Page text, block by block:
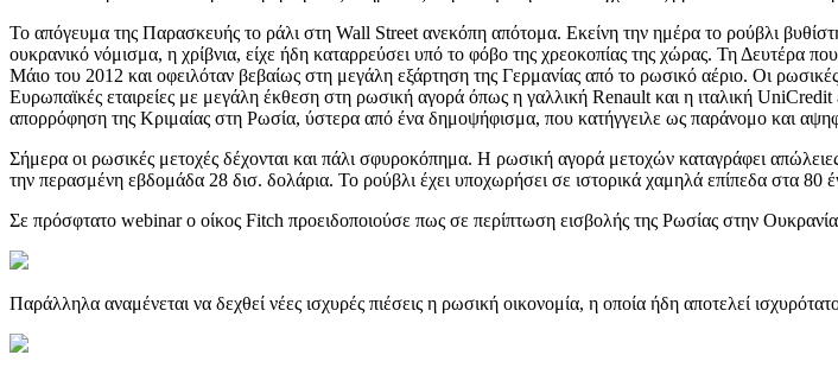
Το απόγευμα της Παρασκευής το ράλι στη Wall Street ανεκόπη απότομα. Εκείνη την ημέρα το ρούβλι
ουκρανικό νόμισμα, η χρίβνια, είχε ήδη καταρρεύσει υπό το φόβο της χρεοκοπίας της χώρας. Τη Δευτέρα
Μάιο του 2012 και οφειλόταν βεβαίως στη μεγάλη εξάρτηση της Γερμανίας από το ρωσικό αέριο. Οι
Eυρωπαϊκές εταιρείες με μεγάλη έκθεση στη ρωσική αγορά όπως η γαλλική Renault και η ιταλική
απορρόφηση της Κριμαίας στη Ρωσία, ύστερα από ένα δημοψήφισμα, που κατήγγειλε ως παράνομο και
Σήμερα οι ρωσικές μετοχές δέχονται και πάλι σφυροκόπημα. Η ρωσική αγορά μετοχών καταγράφει
την περασμένη εβδομάδα 28 δισ. δολάρια. Το ρούβλι έχει υποχωρήσει σε ιστορικά χαμηλά επίπεδα στα
Σε πρόσφτατο webinar ο οίκος Fitch προειδοποιούσε πως σε περίπτωση εισβολής της Ρωσίας στην
Παράλληλα αναμένεται να δεχθεί νέες ισχυρές πιέσεις η ρωσική οικονομία, η οποία ήδη αποτελεί